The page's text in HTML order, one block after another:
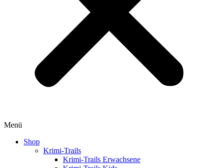
Menü
Shop
Krimi-Trails
Krimi-Trails Erwachsene